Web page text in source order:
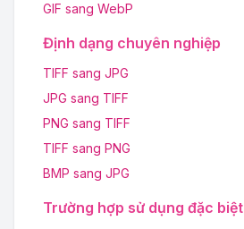
GIF sang WebP
Định dạng chuyên nghiệp
TIFF sang JPG
JPG sang TIFF
PNG sang TIFF
TIFF sang PNG
BMP sang JPG
Trường hợp sử dụng đặc biệt